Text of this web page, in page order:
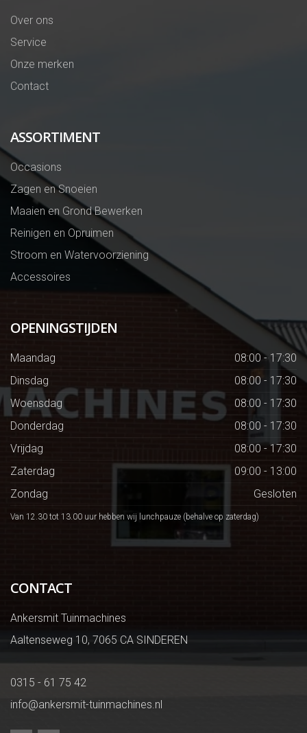
Over ons
Service
Onze merken
Contact
ASSORTIMENT
Occasions
Zagen en Snoeien
Maaien en Grond Bewerken
Reinigen en Opruimen
Stroom en Watervoorziening
Accessoires
OPENINGSTIJDEN
Maandag
08:00 - 17:30
Dinsdag
08:00 - 17:30
Woensdag
08:00 - 17:30
Donderdag
08:00 - 17:30
Vrijdag
08:00 - 17:30
Zaterdag
09:00 - 13:00
Zondag
Gesloten
Van 12.30 tot 13.00 uur hebben wij lunchpauze (behalve op zaterdag)
CONTACT
Ankersmit Tuinmachines
Aaltenseweg 10, 7065 CA SINDEREN
0315 - 61 75 42
info@ankersmit-tuinmachines.nl